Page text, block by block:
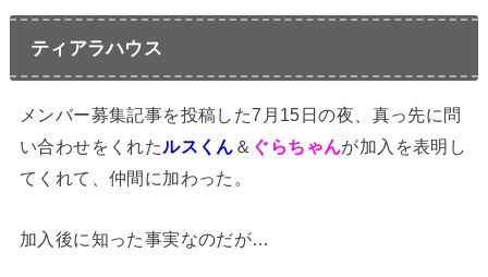
ティアラハウス
メンバー募集記事を投稿した7月15日の夜、真っ先に問
い合わせをくれたルスくん ＆ ぐらちゃんが加入を表明し
てくれて、仲間に加わった。
加入後に知った事実なのだが…